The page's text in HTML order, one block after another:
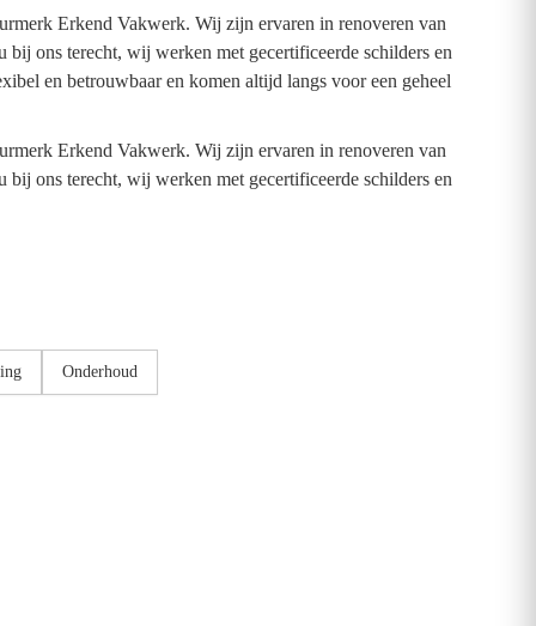
Erkend Vakwerk. Wij zijn ervaren in renoveren van
ons terecht, wij werken met gecertificeerde schilders en
en betrouwbaar en komen altijd langs voor een geheel
Erkend Vakwerk. Wij zijn ervaren in renoveren van
ons terecht, wij werken met gecertificeerde schilders en
Onderhoud